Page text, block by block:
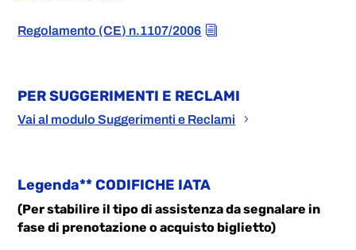
Regolamento (CE) n.1107/2006
PER SUGGERIMENTI E RECLAMI
Vai al modulo Suggerimenti e Reclami
Legenda** CODIFICHE IATA
(Per stabilire il tipo di assistenza da segnalare in
fase di prenotazione o acquisto biglietto)